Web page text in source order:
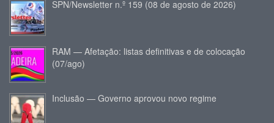
SPN/Newsletter n.º 159 (08 de agosto de 2026)
RAM — Afetação: listas definitivas e de colocação
(07/ago)
Inclusão — Governo aprovou novo regime